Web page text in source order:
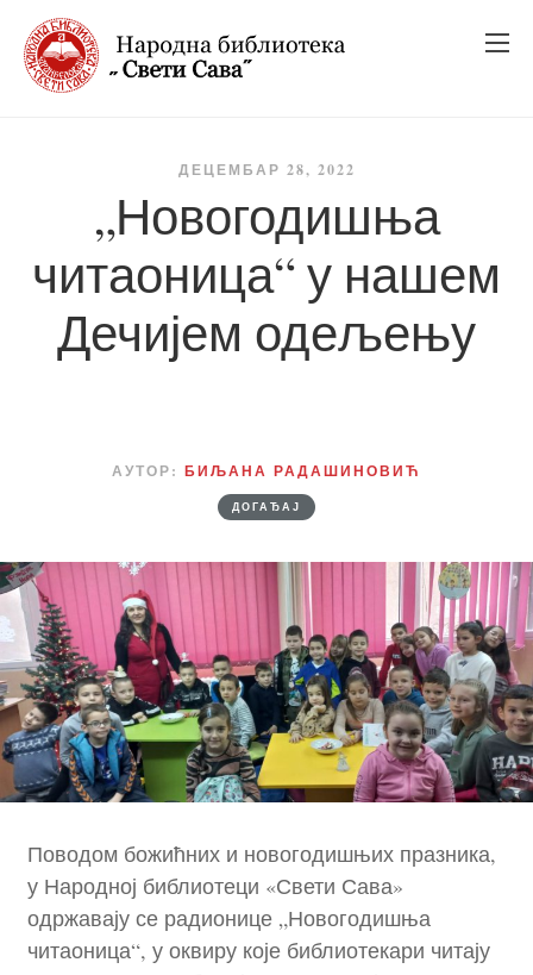
_
_
ДЕЦЕМБАР 28, 2022
„Новогодишња
читаоница“ у нашем
Дечијем одељењу
АУТОР: БИЉАНА РАДАШИНОВИЋ
ДОГАЂАЈ
Поводом божићних и новогодишњих празника,
у Народној библиотеци «Свети Сава»
одржавају се радионице „Новогодишња
читаоница“, у оквиру које библиотекари читају